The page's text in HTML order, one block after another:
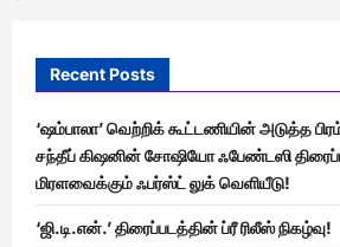
Recent Posts
‘ஷம்பாலா’ வெற்றிக் கூட்டணியின் அடுத்த
சந்தீப் கிஷனின் சோஷியோ ஃபேண்டஸி
மிரளவைக்கும் ஃபர்ஸ்ட் லுக் வெளியீடு!
‘ஜி.டி.என்.’ திரைப்படத்தின் ப்ரீ ரிலீஸ் நிகழ்வு!